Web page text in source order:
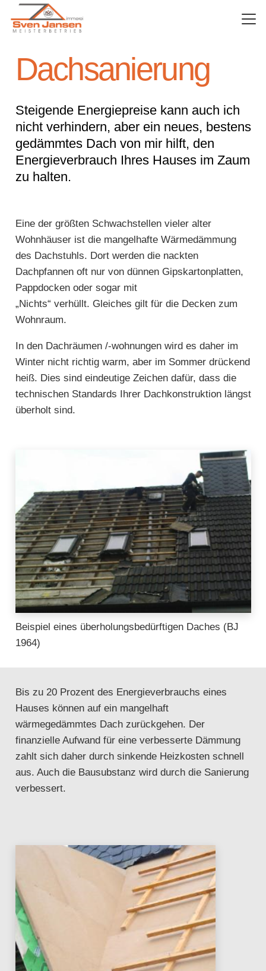
Dachsanierung
Steigende Energiepreise kann auch ich
nicht verhindern, aber ein neues, bestens
gedämmtes Dach von mir hilft, den
Energieverbrauch Ihres Hauses im Zaum
zu halten.
Beispiel eines überholungsbedürftigen Daches (BJ
1964)
Eine der größten Schwachstellen vieler alter
Wohnhäuser ist die mangelhafte Wärmedämmung
des Dachstuhls. Dort werden die nackten
Dachpfannen oft nur von dünnen Gipskartonplatten,
Pappdocken oder sogar mit
„Nichts“ verhüllt. Gleiches gilt für die Decken zum
Wohnraum.
In den Dachräumen /-wohnungen wird es daher im
Winter nicht richtig warm, aber im Sommer drückend
heiß. Dies sind eindeutige Zeichen dafür, dass die
technischen Standards Ihrer Dachkonstruktion längst
überholt sind.
Bis zu 20 Prozent des Energieverbrauchs eines
Hauses können auf ein mangelhaft
wärmegedämmtes Dach zurückgehen. Der
finanzielle Aufwand für eine verbesserte Dämmung
zahlt sich daher durch sinkende Heizkosten schnell
aus. Auch die Bausubstanz wird durch die Sanierung
verbessert.